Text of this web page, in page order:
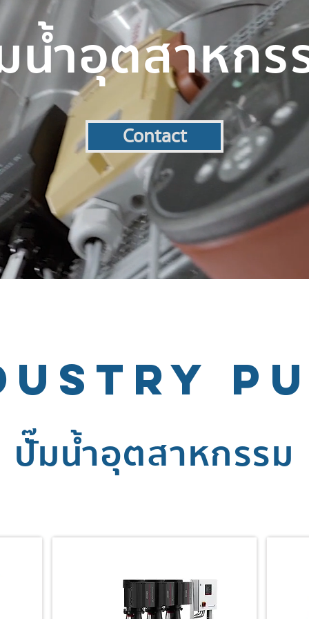
น้ำอุตสาหกร
Contact
ปั๊มน้ำอุตสาหกรรม